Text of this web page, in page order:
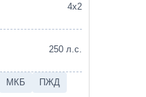
4х2
250 л.с.
МКБ
ПЖД